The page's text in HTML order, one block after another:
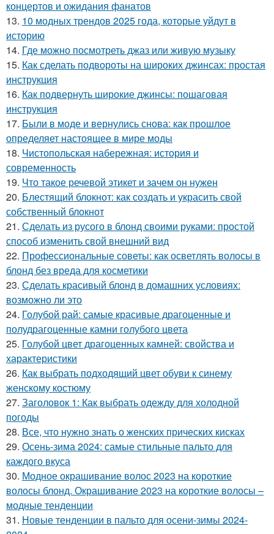
концертов и ожидания фанатов
13. 10 модных трендов 2025 года, которые уйдут в
историю
14. Где можно посмотреть джаз или живую музыку
15. Как сделать подвороты на широких джинсах: простая
инструкция
16. Как подвернуть широкие джинсы: пошаговая
инструкция
17. Были в моде и вернулись снова: как прошлое
определяет настоящее в мире моды
18. Чистопольская набережная: история и
современность
19. Что такое речевой этикет и зачем он нужен
20. Блестящий блокнот: как создать и украсить свой
собственный блокнот
21. Сделать из русого в блонд своими руками: простой
способ изменить свой внешний вид
22. Профессиональные советы: как осветлять волосы в
блонд без вреда для косметики
23. Сделать красивый блонд в домашних условиях:
возможно ли это
24. Голубой рай: самые красивые драгоценные и
полудрагоценные камни голубого цвета
25. Голубой цвет драгоценных камней: свойства и
характеристики
26. Как выбрать подходящий цвет обуви к синему
женскому костюму
27. Заголовок 1: Как выбрать одежду для холодной
погоды
28. Все, что нужно знать о женских прических кисках
29. Осень-зима 2024: самые стильные пальто для
каждого вкуса
30. Модное окрашивание волос 2023 на короткие
волосы блонд. Окрашивание 2023 на короткие волосы –
модные тенденции
31. Новые тенденции в пальто для осени-зимы 2024-